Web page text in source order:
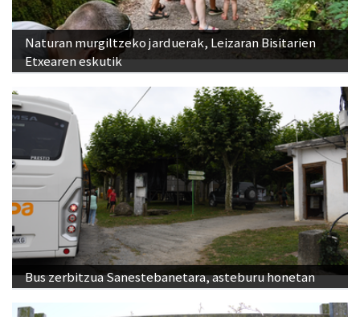
Naturan murgiltzeko jarduerak, Leizaran Bisitarien
Etxearen eskutik
Bus zerbitzua Sanestebanetara, asteburu honetan